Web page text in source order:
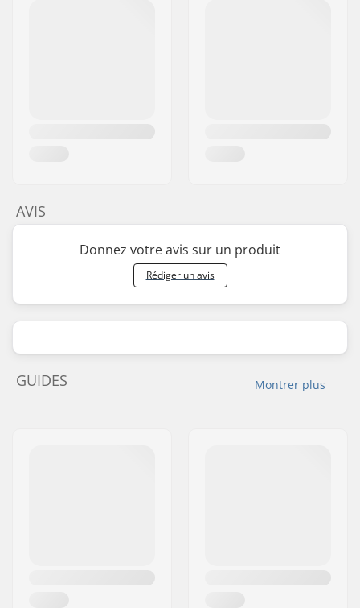
AVIS
Donnez votre avis sur un produit
Rédiger un avis
Montrer plus
GUIDES